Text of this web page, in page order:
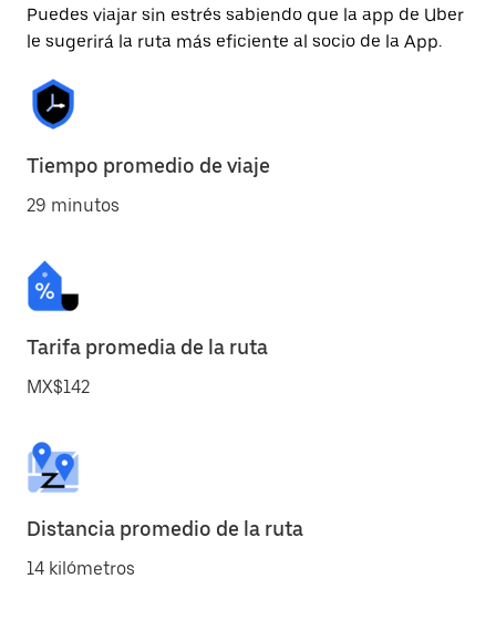
Puedes viajar sin estrés sabiendo que la app de Uber
le sugerirá la ruta más eficiente al socio de la App.
Tiempo promedio de viaje
29 minutos
Tarifa promedia de la ruta
MX$142
Distancia promedio de la ruta
14 kilómetros